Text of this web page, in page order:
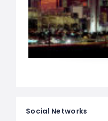
Social Networks